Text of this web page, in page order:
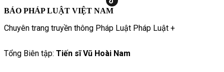
BÁO PHÁP LUẬT VIỆT NAM
Chuyên trang truyền thông Pháp Luật Pháp Luật +
Tổng Biên tập: Tiến sĩ Vũ Hoài Nam